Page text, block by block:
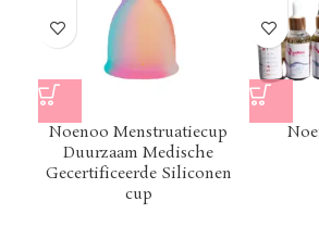
Noenoo Menstruatiecup
Duurzaam Medische
Gecertificeerde Siliconen
cup